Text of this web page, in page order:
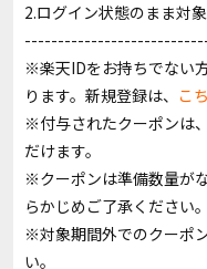
2.ログイン状態のまま対象
※楽天IDをお持ちでない
ります。新規登録は、 こ
※付与されたクーポンは、
だけます。
※クーポンは準備数量が
らかじめご了承ください。
※対象期間外でのクーポ
い。